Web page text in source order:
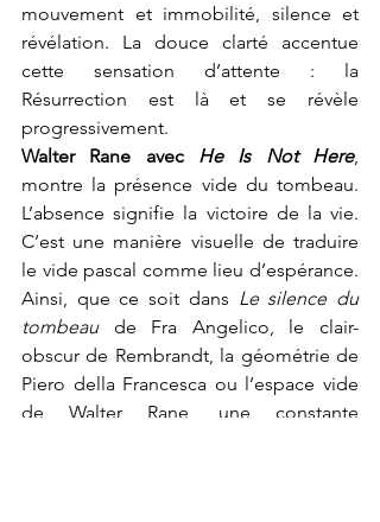
mouvement et immobilité, silence et
révélation. La douce clarté accentue
cette sensation d’attente : la
Résurrection est là et se révèle
progressivement.
Walter Rane avec He Is Not Here,
montre la présence vide du tombeau.
L’absence signifie la victoire de la vie.
C’est une manière visuelle de traduire
le vide pascal comme lieu d’espérance.
Ainsi, que ce soit dans Le silence du
tombeau de Fra Angelico, le clair-
obscur de Rembrandt, la géométrie de
Piero della Francesca ou l’espace vide
de Walter Rane, une constante